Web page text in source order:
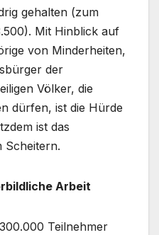
gehalten (zum
Mit Hinblick auf
von Minderheiten,
der
Völker, die
dürfen, ist die Hürde
ist das
Scheitern.
Arbeit
Teilnehmer